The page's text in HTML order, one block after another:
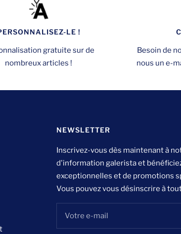
LE !
gratuite sur de
nombreux articles !
Besoin de
nous un e-
NEWSLETTER
Inscrivez-vous dès maintenant à
d'information galerista et
exceptionnelles et de promotions
Vous pouvez vous désinscrire à
Votre e-mail